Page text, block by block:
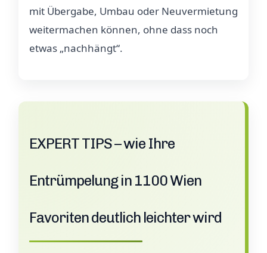
mit Übergabe, Umbau oder Neuvermietung
weitermachen können, ohne dass noch
etwas „nachhängt“.
EXPERT TIPS – wie Ihre
Entrümpelung in 1100 Wien
Favoriten deutlich leichter wird